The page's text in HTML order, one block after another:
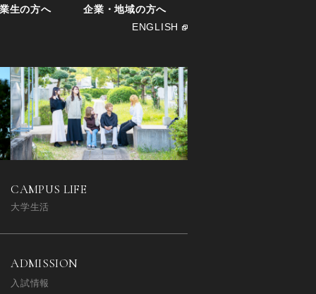
生の方へ
企業・地域の方へ
ENGLISH
CAMPUS LIFE
大学生活
ADMISSION
入試情報